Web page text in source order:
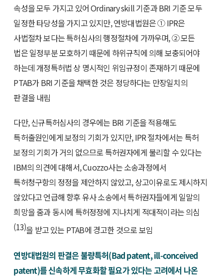
속성을 모두 가지고 있어 Ordinary skill 기준과 BRI 기준 모두
일정한 타당성을 가지고 있지만, 연방대법원은 ① IPR은
사법절차 보다는 특허심사의 행정절차에 가까우며, ② 모든
법은 일정부분 모호하기 때문에 하위규칙에 의해 보충되어야
하는데 개정특허법 상 명시적인 위임규정이 존재하기 때문에
PTAB가 BRI 기준을 채택한 것은 정당하다는 만장일치의
판결을 내림
다만, 신규특허심사의 경우에는 BRI 기준을 적용해도
특허출원인에게 보정의 기회가 있지만, IPR 절차에서는 특허
보정의 기회가 거의 없으므로 특허권자에게 불리할 수 있다는
IBM의 의견에 대해서, Cuozzo사는 소송과정에서
특허청구항의 정정을 제안하지 않았고, 상고이유로도 제시하지
않았다고 언급해 향후 유사 소송에서 특허권자들에게 일말의
희망을 줌과 동시에 특허정정에 지나치게 적대적이라는 의심
(13)을 받고 있는 PTAB에 경고한 것으로 보임
연방대법원의 판결은 불량특허(Bad patent, ill-conceived
patent)를 신속하게 무효화할 필요가 있다는 고려에서 나온